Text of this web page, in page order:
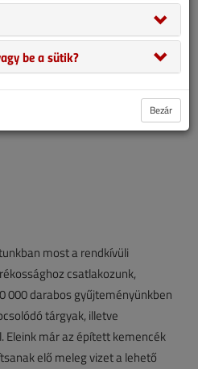
most a rendkívüli
csatlakozunk,
000 darabos gyűjteményünkben
tárgyak, illetve
már az épített kemencék
elő meleg vizet a lehető
be a sütik?
Bezár